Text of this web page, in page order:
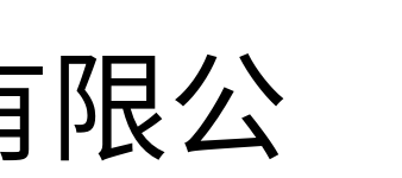
限公